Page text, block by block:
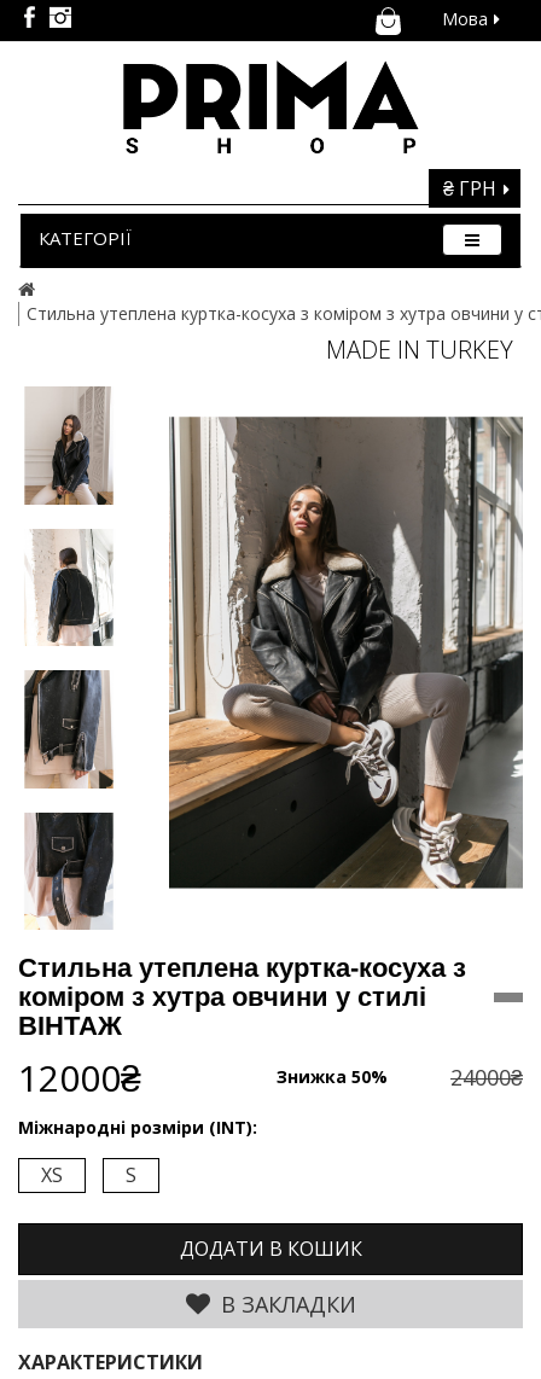
Мова
КАТЕГОРІЇ
₴ ГРН
Стильна утеплена куртка-косуха з коміром з хутра овчини у
MADE IN TURKEY
Стильна утеплена куртка-косуха з
коміром з хутра овчини у стилі
ВІНТАЖ
12000₴ Знижка 50% 24000₴
Міжнародні розміри (INT):
XS S
ДОДАТИ В КОШИК
В ЗАКЛАДКИ
ХАРАКТЕРИСТИКИ